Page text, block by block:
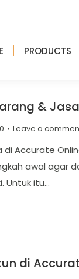
PRODUCTS
&
Leave a
Accurate
awal
Untuk itu…
di